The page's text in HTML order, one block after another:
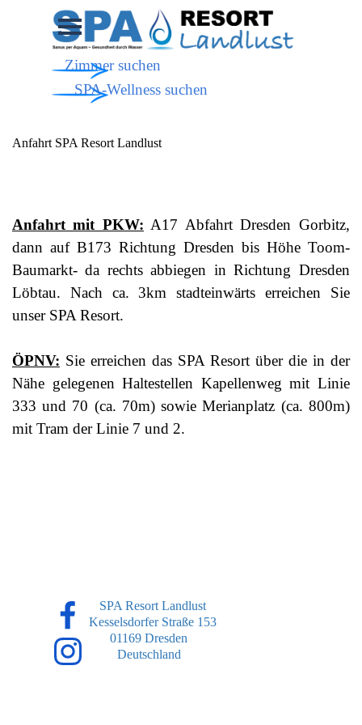
Zimmer suchen
SPA-Wellness suchen
Menü überspringen
Anfahrt SPA Resort Landlust
Anfahrt mit PKW: A17 Abfahrt Dresden Gorbitz,
dann auf B173 Richtung Dresden bis Höhe Toom-
Baumarkt- da rechts abbiegen in Richtung Dresden
Löbtau. Nach ca. 3km stadteinwärts erreichen Sie
unser SPA Resort.
ÖPNV: Sie erreichen das SPA Resort über die in der
Nähe gelegenen Haltestellen Kapellenweg mit Linie
333 und 70 (ca. 70m) sowie Merianplatz (ca. 800m)
mit Tram der Linie 7 und 2.
SPA Resort Landlust
Kesselsdorfer Straße 153
01169 Dresden
Deutschland